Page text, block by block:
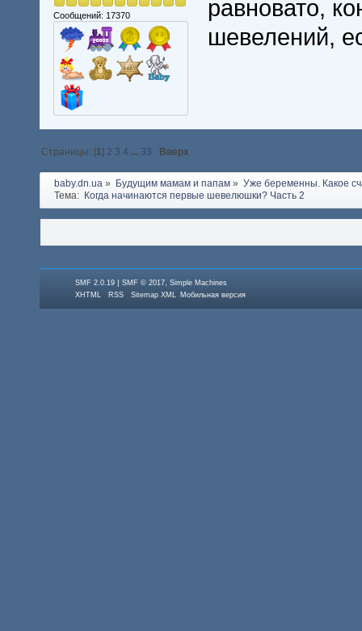
Сообщений: 17370
равновато,
шевелений,
Страницы: [1] 2 3 4 ... 33 Вверх
baby.dn.ua» Будущим мамам и папам» Уже беременны. Какое
Тема: Когда начинаются первые шевелюшки? Часть 2
SMF 2.0.19 |SMF © 2017 ,Simple Machines
XHTML
RSS Sitemap XML Мобильная версия